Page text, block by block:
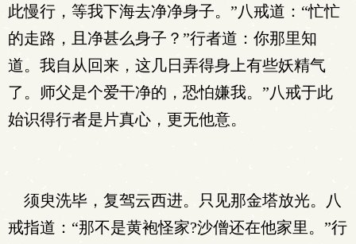
此慢行，等我下海去净净身子。”八戒道：“忙忙
的走路，且净甚么身子？”行者道：你那里知
道。我自从回来，这几日弄得身上有些妖精气
了。师父是个爱干净的，恐怕嫌我。”八戒于此
始识得行者是片真心，更无他意。
须臾洗毕，复驾云西进。只见那金塔放光。八
戒指道：“那不是黄袍怪家?沙僧还在他家里。”行